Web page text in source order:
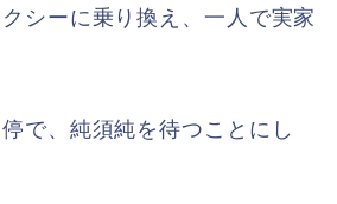
シーに乗り換え、一人で実家
で、純須純を待つことにし